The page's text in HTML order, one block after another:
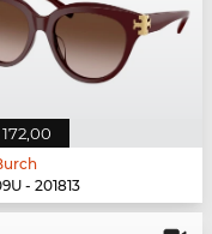
- 201813